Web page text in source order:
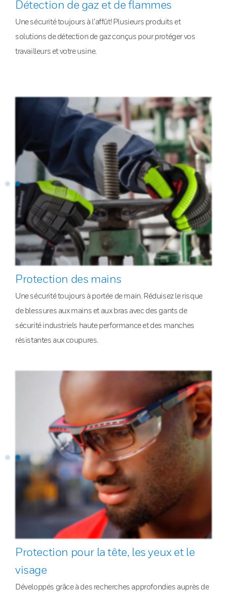
Détection de gaz et de flammes
Une sécurité toujours à l’affût! Plusieurs produits et
solutions de détection de gaz conçus pour protéger vos
travailleurs et votre usine.
Protection des mains
Une sécurité toujours à portée de main. Réduisez le risque
de blessures aux mains et aux bras avec des gants de
sécurité industriels haute performance et des manches
résistantes aux coupures.
Protection pour la tête, les yeux et le
visage
Développés grâce à des recherches approfondies auprès de